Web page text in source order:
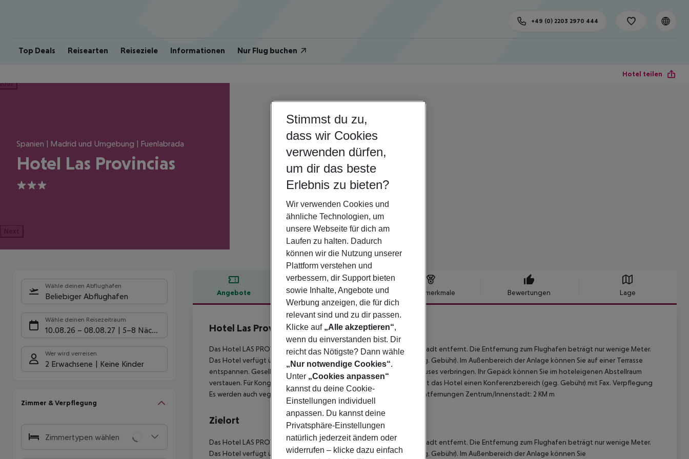
Top Deals Reisearten Reiseziele Informationen Nur Flug buchen
+49 (0) 2203 2970 444
Hotel teilen
Spanien | Madrid und Umgebung | Fuenlabrada
Hotel Las Provincias
3
Next
Wähle deinen Abflughafen
Beliebiger Abflughafen
Wähle deinen Reisezeitraum
10.08.26 – 08.08.27 5-8 Nächte
Wer wird verreisen
2 Erwachsene Keine Kinder
Zimmer & Verpflegung
Zimmertypen wählen
Angebote Hotelbeschreibung Hotelmerkmale Bewertungen Lage
Hotelbeschreibung
Hotel Las Provincias
3
Das Hotel LAS PROVINCIAS liegt nur wenige Schritte von der Innenstadt entfernt. Die Entfernung zum Flughafen beträgt nur wenige Meter.
Das Hotel verfügt über einen Lift sowie über Parkmöglichkeiten (geg. Gebühr). Im Außenbereich der Anlage können Sie auf einer Terrasse
entspannen. Gesellige Stunden können Sie in der Diskothek des Hauses verbringen. Ihr Gepäck können Sie im hoteleigenen Abstellraum
verstauen. Für Kongresse und sonstige geschäftliche Meetings bietet das Hotel einen Konferenzbereich (geg. Gebühr) mit Fax. Verpflegung
Es werden auch vegetarische und glutenfreie Speisen angeboten.
Entfernungen Zentrum/Innenstadt: 2 KM m
Zielort
Das Hotel LAS PROVINCIAS liegt nur wenige Schritte von der Innenstadt entfernt. Die Entfernung zum Flughafen beträgt nur wenige Meter.
Das Hotel verfügt über einen Lift sowie über Parkmöglichkeiten (geg. Gebühr). Im Außenbereich der Anlage können Sie
Stimmst du zu,
dass wir Cookies
verwenden dürfen,
um dir das beste
Erlebnis zu bieten?
Wir verwenden Cookies und
ähnliche Technologien, um
unsere Webseite für dich am
Laufen zu halten. Dadurch
können wir die Nutzung unserer
Plattform verstehen und
verbessern, dir Support bieten
sowie Inhalte, Angebote und
Werbung anzeigen, die für dich
relevant sind und zu dir passen.
Klicke auf „Alle akzeptieren“,
wenn du einverstanden bist. Dir
reicht das Nötigste? Dann wähle
„Nur notwendige Cookies“.
Unter „Cookies anpassen“
kannst du deine Cookie-
Einstellungen individuell
anpassen. Du kannst deine
Privatsphäre-Einstellungen
natürlich jederzeit ändern oder
widerrufen – klicke dazu einfach